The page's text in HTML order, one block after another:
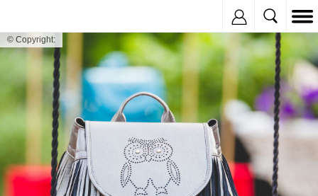
© Copyright: